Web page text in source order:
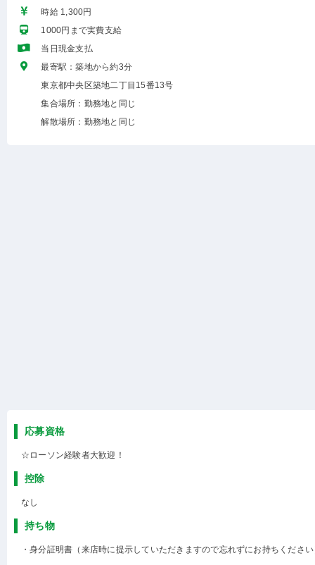
時給 1,300円
1000円まで実費支給
当日現金支払
最寄駅：築地から約3分
東京都中央区築地二丁目15番13号
集合場所：勤務地と同じ
解散場所：勤務地と同じ
応募資格
☆ローソン経験者大歓迎！
控除
なし
持ち物
・身分証明書（来店時に提示していただきますので忘れずにお持ちくださ